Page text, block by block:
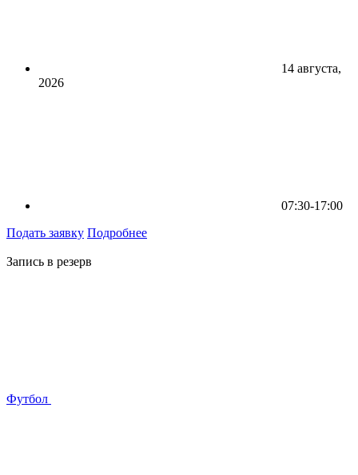
14 августа,
2026
07:30-17:00
Подать заявку Подробнее
Запись в резерв
Футбол